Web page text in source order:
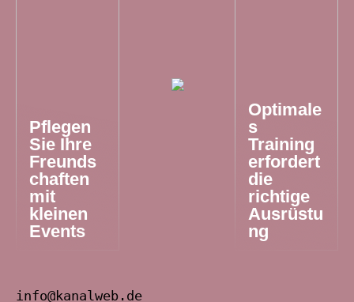
Pflegen
Sie Ihre
Freunds
chaften
mit
kleinen
Events
Optimale
s
Training
erfordert
die
richtige
Ausrüstu
ng
info@kanalweb.de